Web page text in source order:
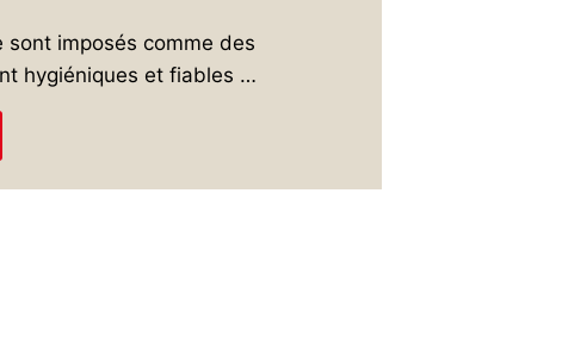
imposés comme des
hygiéniques et fiables …